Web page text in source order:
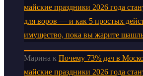
майские праздники 2026 года
для воров — и как 5 простых
имущество, пока вы жарите
Марина к Почему 73% дач в
майские праздники 2026 года